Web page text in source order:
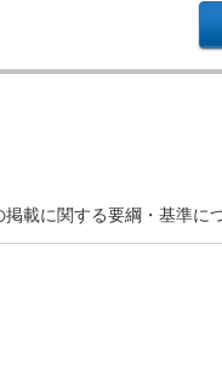
掲載に関する要綱・基準に